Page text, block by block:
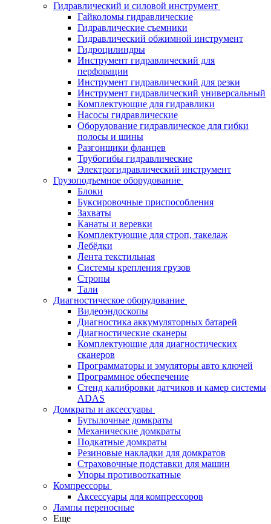
Гидравлический и силовой инструмент
Гайколомы гидравлические
Гидравлические съемники
Гидравлический обжимной инструмент
Гидроцилиндры
Инструмент гидравлический для
перфорации
Инструмент гидравлический для резки
Инструмент гидравлический универсальный
Комплектующие для гидравлики
Насосы гидравлические
Оборудование гидравлическое для гибки
полосы и шины
Разгонщики фланцев
Трубогибы гидравлические
Электрогидравлический инструмент
Грузоподъемное оборудование
Блоки
Буксировочные приспособления
Захваты
Канаты и веревки
Комплектующие для строп, такелаж
Лебёдки
Лента текстильная
Системы крепления грузов
Стропы
Тали
Диагностическое оборудование
Видеоэндоскопы
Диагностика аккумуляторных батарей
Диагностические сканеры
Комплектующие для диагностических
сканеров
Программаторы и эмуляторы авто ключей
Программное обеспечение
Стенд калибровки датчиков и камер системы
ADAS
Домкраты и аксессуары
Бутылочные домкраты
Механические домкраты
Подкатные домкраты
Резиновые накладки для домкратов
Страховочные подставки для машин
Упоры противооткатные
Компрессоры
Аксессуары для компрессоров
Лампы переносные
Еще